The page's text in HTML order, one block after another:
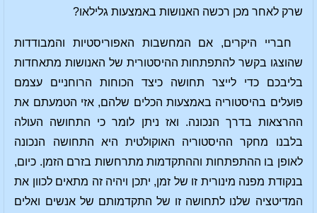
שרק לאחר מכן רכשה האנושות באמצעות גלילאו?
חבריי היקרים, אם המחשבות האפוריסטיות והמבודדות
שהוצגו בקשר להתפתחות ההיסטורית של האנושות מתאחדות
בליבכם כדי לייצר תחושה כיצד הכוחות הרוחניים עצמם
פועלים בהיסטוריה באמצעות הכלים שלהם, אזי הטמעתם את
ההרצאות בדרך הנכונה. ואז ניתן לומר כי התחושה העולה
בלבנו מחקר ההיסטוריה האוקולטית היא התחושה הנכונה
לאופן בו ההתפתחות וההתקדמות מתרחשות בזרם הזמן. כיום,
בנקודת מפנה מינורית זו של זמן, יתכן ויהיה זה מתאים לכוון את
המדיטציה שלנו לתחושה זו של התקדמותם של אנשים ואלים